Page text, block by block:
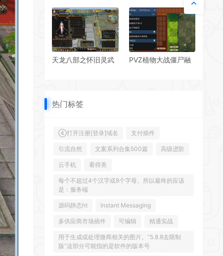
陆器+客户端+教程
【站长亲测】
敌必战迷失六大陆 最
新整理 Win系服务端
+彩虹登陆器+客户端
+教程 站长亲测
天龙八部之怀旧灵武
PVZ植物大战僵尸融
热门标签
④打开注册[登录]域名 支付插件
引流自然 文案系列合集500篇 高级进阶
云手机 看得美
每个不超过4个汉字或8个字母。所以最终的应该
是：服务端
源码静态ht Instant Messaging
多供应商市场插件 可编辑 精通实战
用于生成或处理微商相关的图片。“5.8.8去限制
版”这部分可能指的是软件的版本号